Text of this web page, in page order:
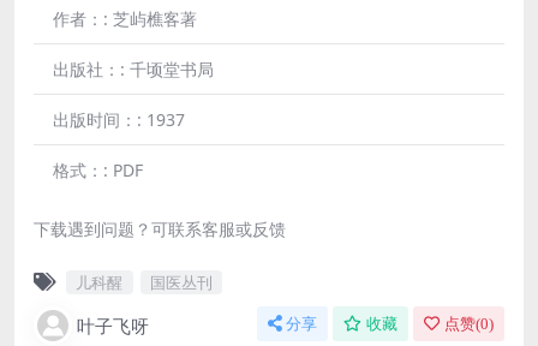
作者：: 芝屿樵客著
出版社：: 千顷堂书局
出版时间：: 1937
格式：: PDF
下载遇到问题？可联系客服或反馈
儿科醒 国医丛刊
叶子飞呀 分享 收藏 点赞(0)